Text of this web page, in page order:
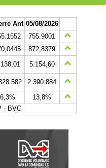
Ant 05/08/2026
755.9001
872,8379
5.154,60
2.390.884
6,3%
13,8%
- BVC